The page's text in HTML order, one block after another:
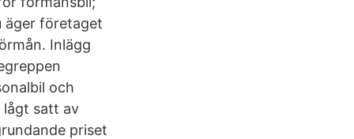
äger företaget
Inlägg
och
lågt satt av
priset